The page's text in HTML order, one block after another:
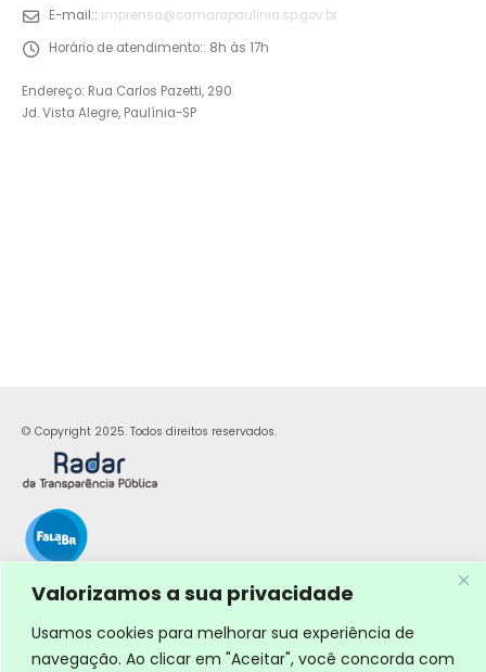
Valorizamos a sua privacidade
Usamos cookies para melhorar sua experiência de
navegação. Ao clicar em "Aceitar", você concorda com
E-mail:: imprensa@camarapaulinia.sp.gov.br
Horário de atendimento:: 8h às 17h
Endereço: Rua Carlos Pazetti, 290
Jd. Vista Alegre, Paulínia-SP
© Copyright 2025. Todos direitos reservados.